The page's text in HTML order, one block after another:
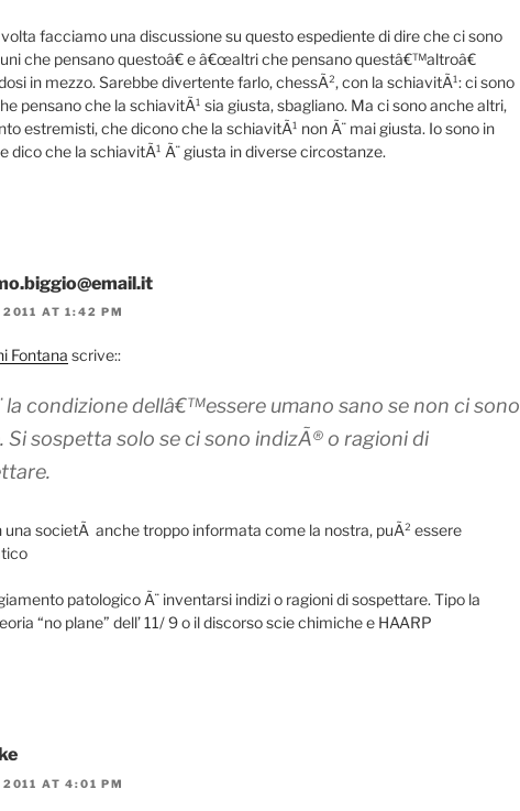
volta facciamo una discussione su questo espediente di dire che ci sono
che pensano questoâ€ e â€œaltri che pensano questâ€™altroâ€
in mezzo. Sarebbe divertente farlo, chessÃ², con la schiavitÃ¹: ci sono
pensano che la schiavitÃ¹ sia giusta, sbagliano. Ma ci sono anche altri,
estremisti, che dicono che la schiavitÃ¹ non Ã¨ mai giusta. Io sono in
dico che la schiavitÃ¹ Ã¨ giusta in diverse circostanze.
AT 1:42 PM
Fontana scrive::
la condizione dellâ€™essere umano sano se non ci sono
Si sospetta solo se ci sono indizÃ® o ragioni di
una societÃ anche troppo informata come la nostra, puÃ² essere
patologico Ã¨ inventarsi indizi o ragioni di sospettare. Tipo la
“no plane” dell’ 11/ 9 o il discorso scie chimiche e HAARP
AT 4:01 PM